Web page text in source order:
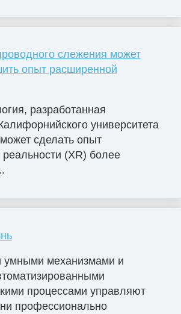
слежения может
опыт расширенной
разработанная
университета
сделать опыт
(XR) более
механизмами и
процессами управляют
профессионально